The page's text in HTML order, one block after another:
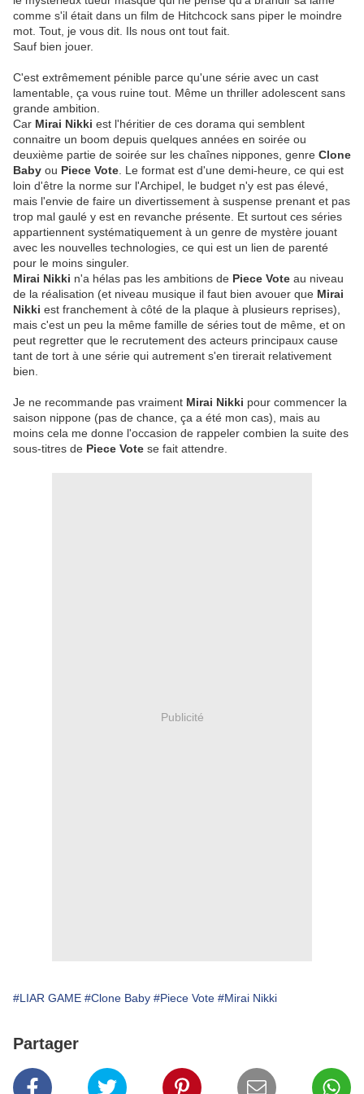
comme s'il était dans un film de Hitchcock sans piper le moindre
mot. Tout, je vous dit. Ils nous ont tout fait.
Sauf bien jouer.
C'est extrêmement pénible parce qu'une série avec un cast
lamentable, ça vous ruine tout. Même un thriller adolescent sans
grande ambition.
Car Mirai Nikki est l'héritier de ces dorama qui semblent
connaitre un boom depuis quelques années en soirée ou
deuxième partie de soirée sur les chaînes nippones, genre Clone
Baby ou Piece Vote . Le format est d'une demi-heure, ce qui est
loin d'être la norme sur l'Archipel, le budget n'y est pas élevé,
mais l'envie de faire un divertissement à suspense prenant et pas
trop mal gaulé y est en revanche présente. Et surtout ces séries
appartiennent systématiquement à un genre de mystère jouant
avec les nouvelles technologies, ce qui est un lien de parenté
pour le moins singuler.
Mirai Nikki n'a hélas pas les ambitions de Piece Vote au niveau
de la réalisation (et niveau musique il faut bien avouer que Mirai
Nikki est franchement à côté de la plaque à plusieurs reprises),
mais c'est un peu la même famille de séries tout de même, et on
peut regretter que le recrutement des acteurs principaux cause
tant de tort à une série qui autrement s'en tirerait relativement
bien.
Je ne recommande pas vraiment Mirai Nikki pour commencer la
saison nippone (pas de chance, ça a été mon cas), mais au
moins cela me donne l'occasion de rappeler combien la suite des
sous-titres de Piece Vote se fait attendre.
Publicité
#LIAR GAME #Clone Baby #Piece Vote #Mirai Nikki
Partager